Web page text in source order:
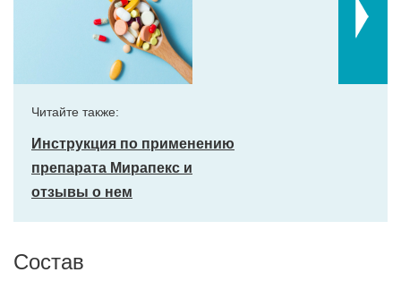
Читайте также:
Инструкция по применению
препарата Мирапекс и
отзывы о нем
Состав